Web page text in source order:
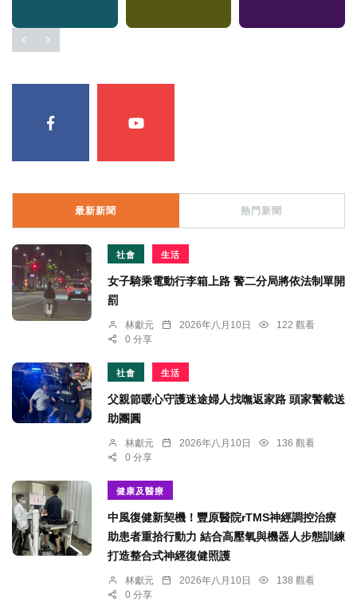
最新新聞 熱門新聞
社會 生活
女子騎乘電動行李箱上路 警二分局將依法制單開
罰
林獻元 2026年八月10日
122 觀看
0 分享
社會 生活
父親節暖心守護迷途婦人找嘸返家路 頭家警載送
助團圓
林獻元 2026年八月10日
136 觀看
0 分享
健康及醫療
中風復健新契機！豐原醫院rTMS神經調控治療
助患者重拾行動力 結合高壓氧與機器人步態訓練
打造整合式神經復健照護
林獻元 2026年八月10日
138 觀看
0 分享